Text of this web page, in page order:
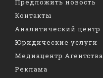
Контакты
Аналитический центр
Юридические услуги
Медиацентр
Реклама